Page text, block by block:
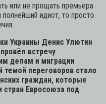
или не прощать премьера
идиот, то просто
Украины Денис Улютин
встречу
делам и миграции
переговоров стало
граждан, которые
стран Евросоюза под